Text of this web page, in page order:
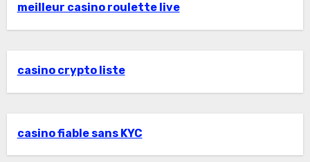
meilleur casino roulette live
casino crypto liste
casino fiable sans KYC